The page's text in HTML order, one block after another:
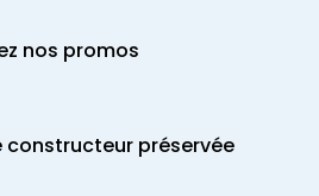
nos promos
constructeur préservée